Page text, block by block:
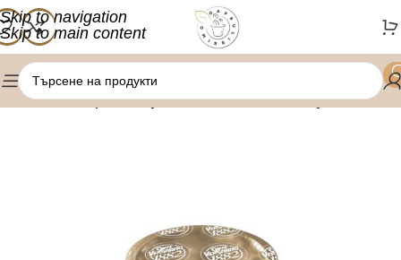
Skip to navigation
Skip to main content
Начало/Кафе капсули/Lavazza Blue капсули